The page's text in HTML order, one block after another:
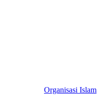
Organisasi Islam